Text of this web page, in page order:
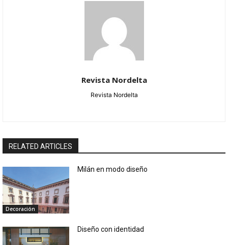
Revista Nordelta
Revista Nordelta
RELATED ARTICLES
Decoración
Milán en modo diseño
Diseño con identidad